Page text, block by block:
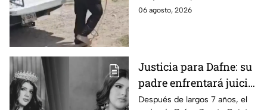
Zapopan; la víctima sufrió
06 agosto, 2026
Justicia para Dafne: su
padre enfrentará juicio
por presunto abuso
Después de largos 7 años, el